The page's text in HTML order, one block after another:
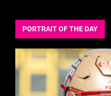
PORTRAIT OF THE DAY